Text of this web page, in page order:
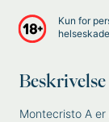
Kun for
Beskrivelse
Montecristo A